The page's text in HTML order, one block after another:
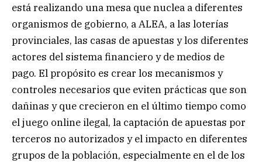
está realizando una mesa que nuclea a diferentes
organismos de gobierno, a ALEA, a las loterías
provinciales, las casas de apuestas y los diferentes
actores del sistema financiero y de medios de
pago. El propósito es crear los mecanismos y
controles necesarios que eviten prácticas que son
dañinas y que crecieron en el último tiempo como
el juego online ilegal, la captación de apuestas por
terceros no autorizados y el impacto en diferentes
grupos de la población, especialmente en el de los